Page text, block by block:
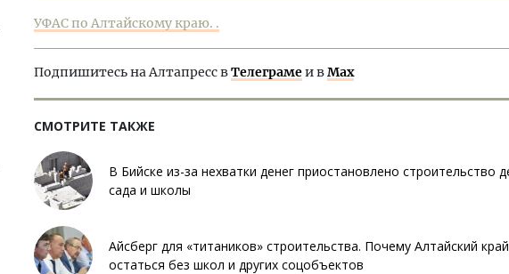
УФАС по Алтайскому краю. .
Подпишитесь на Алтапресс вТелеграмеи вMax
СМОТРИТЕ ТАКЖЕ
В Бийске из-за нехватки денег приостановлено строительство
сада и школы
Айсберг для «титаников» строительства. Почему Алтайский
остаться без школ и других соцобъектов